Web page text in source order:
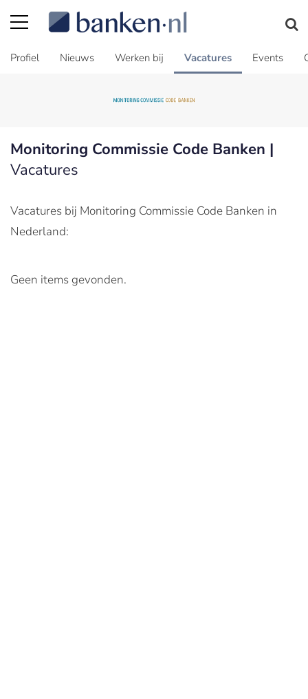
Profiel Nieuws Werken bij Vacatures Events
Monitoring Commissie Code Banken |
Vacatures
Vacatures bij Monitoring Commissie Code Banken in
Nederland:
Geen items gevonden.